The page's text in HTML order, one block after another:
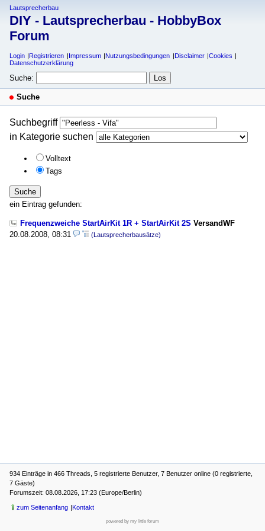
Lautsprecherbau
DIY - Lautsprecherbau - HobbyBox
Forum
Login Registrieren Impressum Nutzungsbedingungen Disclaimer
Cookies
Datenschutzerklärung
Suche:
Suche
Suchbegriff
in Kategorie suchen
Volltext
Tags
Suche
ein Eintrag gefunden:
Frequenzweiche StartAirKit 1R + StartAirKit 2S VersandWF
20.08.2008, 08:31
(Lautsprecherbausätze)
934 Einträge in 466 Threads, 5 registrierte Benutzer, 7 Benutzer online (0 registrierte,
7 Gäste)
Forumszeit: 08.08.2026, 17:23 (Europe/Berlin)
zum Seitenanfang Kontakt
powered by my little forum